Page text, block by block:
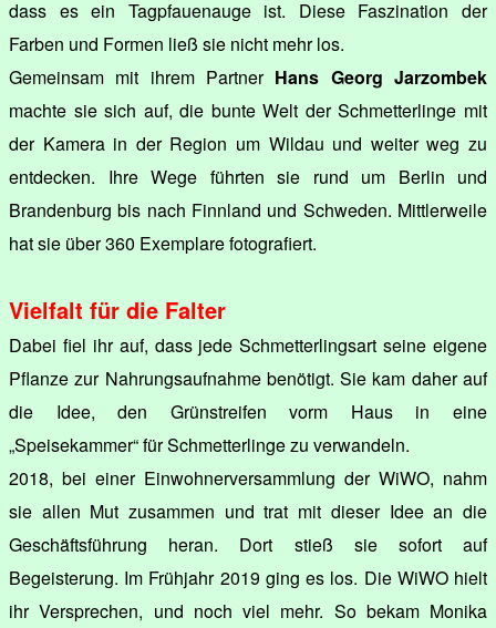
dass es ein Tagpfauenauge ist. Diese Faszination der
Farben und Formen ließ sie nicht mehr los.
Gemeinsam mit ihrem Partner Hans Georg Jarzombek
machte sie sich auf, die bunte Welt der Schmetterlinge mit
der Kamera in der Region um Wildau und weiter weg zu
entdecken. Ihre Wege führten sie rund um Berlin und
Brandenburg bis nach Finnland und Schweden. Mittlerweile
hat sie über 360 Exemplare fotografiert.
Vielfalt für die Falter
Dabei fiel ihr auf, dass jede Schmetterlingsart seine eigene
Pflanze zur Nahrungsaufnahme benötigt. Sie kam daher auf
die Idee, den Grünstreifen vorm Haus in eine
„Speisekammer“ für Schmetterlinge zu verwandeln.
2018, bei einer Einwohnerversammlung der WiWO, nahm
sie allen Mut zusammen und trat mit dieser Idee an die
Geschäftsführung heran. Dort stieß sie sofort auf
Begeisterung. Im Frühjahr 2019 ging es los. Die WiWO hielt
ihr Versprechen, und noch viel mehr. So bekam Monika